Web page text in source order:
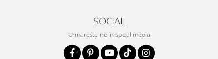
SOCIAL
Urmareste-ne in social media